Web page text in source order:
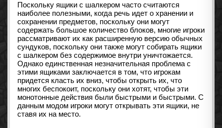
Поскольку ящики с шалкером часто считаются
наиболее полезными, когда речь идет о хранении и
сохранении предметов, поскольку они могут
содержать большое количество блоков, многие игроки
рассматривают их как расширенную версию обычных
сундуков, поскольку они также могут собирать ящики
с шалкером без содержимое внутри уничтожается.
Однако единственная незначительная проблема с
этими ящиками заключается в том, что игрокам
придется класть их вниз, чтобы открыть их, что
многих беспокоит, поскольку они хотят, чтобы эти
монотонные действия были быстрыми и быстрыми. С
данным модом игроки могут открывать эти ящики, не
ставя их на место.